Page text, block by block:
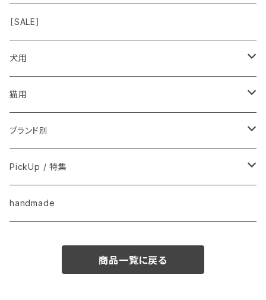
◾️特別なご褒美/嗜好性高
免疫力・健康維持
こころ・脳
［SALE］
犬用
フードおやつ
用品
猫用
フードおやつ
用品
ブランド別
Anima Strath
Animal Essentials
PickUp / 特集
換毛期におすすめ
handmade
商品一覧に戻る